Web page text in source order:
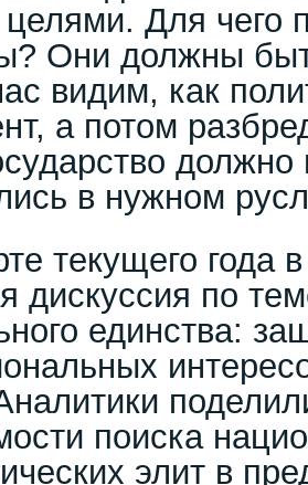
Для чего
Они должны
видим, как
а потом
в нужном
текущего года
дискуссия по
единства:
поиска
элит в